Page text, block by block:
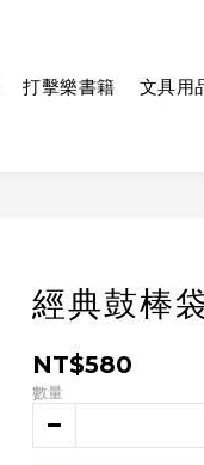
打擊樂書籍 文具用
經典鼓棒
NT$580
數量